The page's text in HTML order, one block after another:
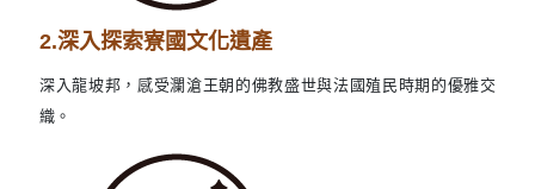
2.深入探索寮國文化遺產
深入龍坡邦，感受瀾滄王朝的佛教盛世與法國殖民時期的優雅交
織。